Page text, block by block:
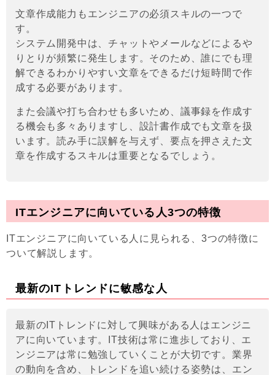
文章作成能力もエンジニアの必須スキルの一つで
す。
システム開発中は、チャットやメールなどによるや
りとりが頻繁に発生します。そのため、誰にでも理
解できるわかりやすい文章をできるだけ短時間で作
成する必要があります。
また会議や打ち合わせも多いため、議事録を作成す
る機会も多々ありますし、設計書作成でも文章を扱
います。読み手に誤解を与えず、要点を押さえた文
章を作成するスキルは重要となるでしょう。
ITエンジニアに向いている人3つの特徴
ITエンジニアに向いている人に見られる、3つの特徴に
ついて解説します。
最新のITトレンドに敏感な人
最新のITトレンドに対して興味がある人はエンジニ
アに向いています。IT技術は常に進歩しており、エ
ンジニアは常に勉強していくことが大切です。業界
の動向を含め、トレンドを追い続ける姿勢は、エン